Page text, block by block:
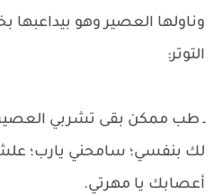
وناولها العصير وهو
التوتر:
ـ طب ممكن بقى تشربي
لك بنفسي؛ سامحني يارب؛
أعصابك يا مهرتي.